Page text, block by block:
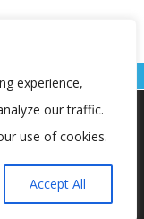
experience,
our traffic.
use of cookies.
Accept All
najbolje iskustvo na
za